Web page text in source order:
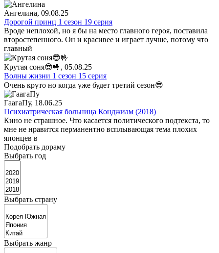
Ангелина, 09.08.25
Дорогой принц 1 сезон 19 серия
Вроде неплохой, но я бы на место главного героя, поставила
второстепенного. Он и красивее и играет лучше, потому что
главный
Крутая соня😎🤟, 05.08.25
Волны жизни 1 сезон 15 серия
Очень круто но когда уже будет третий сезон😎
ГаагаПу, 18.06.25
Психиатрическая больница Конджиам (2018)
Кино не страшное. Что касается политического подтекста, то
мне не нравится перманентно всплывающая тема плохих
японцев в
Подобрать дораму
Выбрать год
Выбрать страну
Выбрать жанр